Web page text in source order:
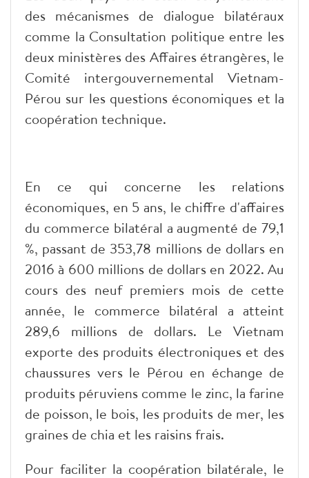
des mécanismes de dialogue bilatéraux
comme la Consultation politique entre les
deux ministères des Affaires étrangères, le
Comité intergouvernemental Vietnam-
Pérou sur les questions économiques et la
coopération technique.
En ce qui concerne les relations
économiques, en 5 ans, le chiffre d'affaires
du commerce bilatéral a augmenté de 79,1
%, passant de 353,78 millions de dollars en
2016 à 600 millions de dollars en 2022. Au
cours des neuf premiers mois de cette
année, le commerce bilatéral a atteint
289,6 millions de dollars. Le Vietnam
exporte des produits électroniques et des
chaussures vers le Pérou en échange de
produits péruviens comme le zinc, la farine
de poisson, le bois, les produits de mer, les
graines de chia et les raisins frais.
Pour faciliter la coopération bilatérale, le